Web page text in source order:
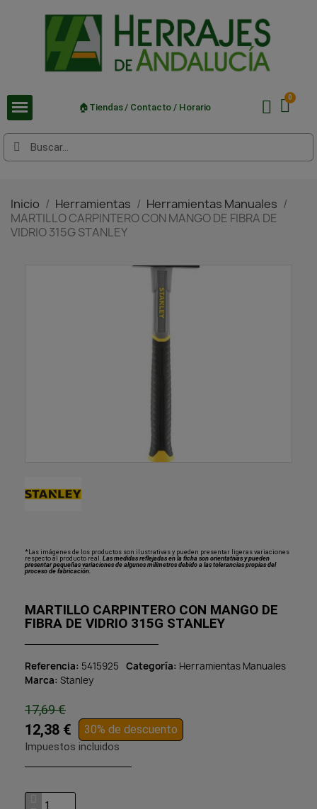
🏠Tiendas / Contacto / Horario
Inicio Herramientas
Herramientas Manuales
MARTILLO CARPINTERO CON MANGO DE FIBRA DE
VIDRIO 315G STANLEY
*Las imágenes de los productos son ilustrativas y pueden presentar ligeras variaciones
respecto al producto real. Las medidas reflejadas en la ficha son orientativas y pueden
presentar pequeñas variaciones de algunos milímetros debido a las tolerancias propias del
proceso de fabricación.
MARTILLO CARPINTERO CON MANGO DE
FIBRA DE VIDRIO 315G STANLEY
Referencia 5415925 Categoría Herramientas Manuales
Marca Stanley
17,69 €
12,38 € 30% de descuento
Impuestos incluidos